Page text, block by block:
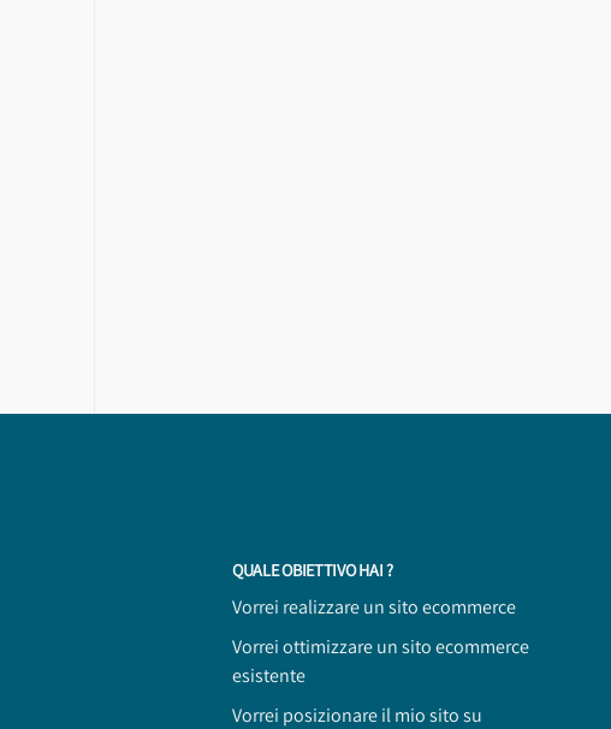
QUALE OBIETTIVO HAI ?
Vorrei realizzare un sito ecommerce
Vorrei ottimizzare un sito ecommerce
esistente
Vorrei posizionare il mio sito su